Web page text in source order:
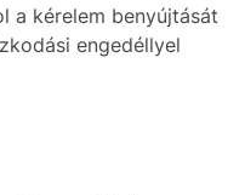
a kérelem benyújtását
engedéllyel